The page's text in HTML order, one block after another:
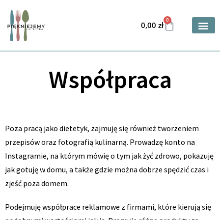
0,00 zł
0
Współpraca
Poza pracą jako dietetyk, zajmuję się również tworzeniem
przepisów oraz fotografią kulinarną. Prowadzę konto na
Instagramie, na którym mówię o tym jak żyć zdrowo, pokazuję
jak gotuję w domu, a także gdzie można dobrze spędzić czas i
zjeść poza domem.
Podejmuję współprace reklamowe z firmami, które kierują się